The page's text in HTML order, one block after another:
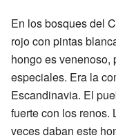
En los bosques del
rojo con pintas
hongo es venenoso,
especiales. Era la
Escandinavia. El
fuerte con los renos.
veces daban este